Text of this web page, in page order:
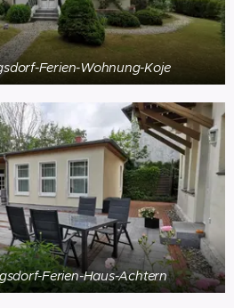
Ferien-Wohnung-Koje
Ferien-Haus-Achtern